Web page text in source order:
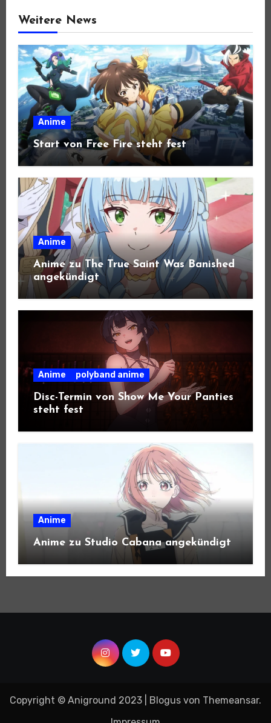
Weitere News
Anime
Start von Free Fire steht fest
Anime
Anime zu The True Saint Was Banished
angekündigt
Anime polyband anime
Disc-Termin von Show Me Your Panties
steht fest
Anime
Anime zu Studio Cabana angekündigt
Copyright © Aniground 2023 Blogus von Themeansar.